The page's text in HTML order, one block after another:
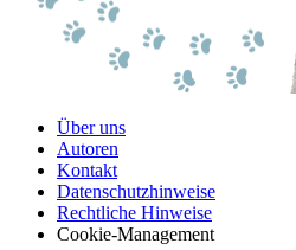
Über uns
Autoren
Kontakt
Datenschutzhinweise
Rechtliche Hinweise
Cookie-Management